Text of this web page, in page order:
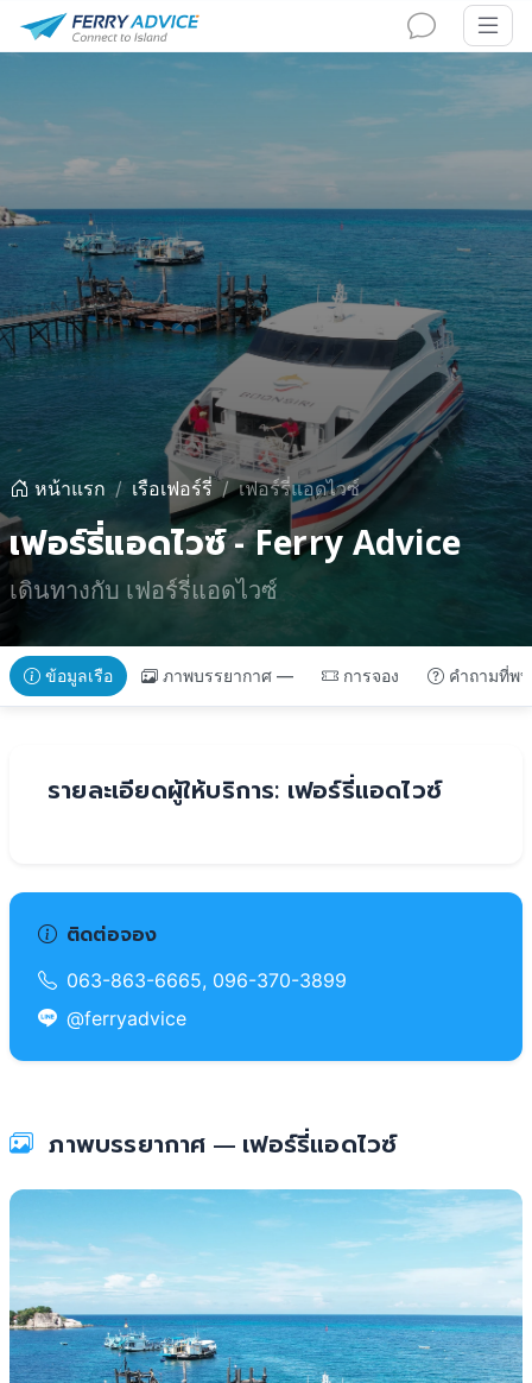
หน้าแรก เรือเฟอร์รี่ เฟอร์รี่แอดไวซ์
เฟอร์รี่แอดไวซ์ - Ferry Advice
เดินทางกับ เฟอร์รี่แอดไวซ์
ข้อมูลเรือ ภาพบรรยากาศ — การจอง คำถามที่พ
รายละเอียดผู้ให้บริการ: เฟอร์รี่แอดไวซ์
ติดต่อจอง
063-863-6665, 096-370-3899
@ferryadvice
ภาพบรรยากาศ — เฟอร์รี่แอดไวซ์